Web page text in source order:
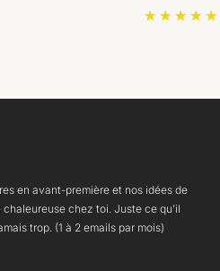
en avant-première et nos idées de
chez toi. Juste ce qu’il
trop. (1 à 2 emails par mois)